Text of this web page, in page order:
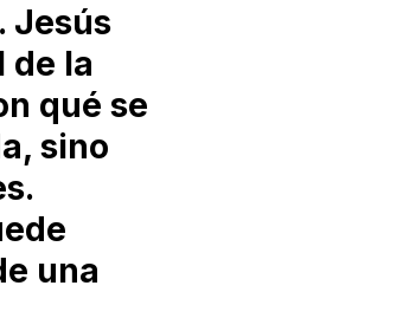
Jesús
de la
qué se
sino
una